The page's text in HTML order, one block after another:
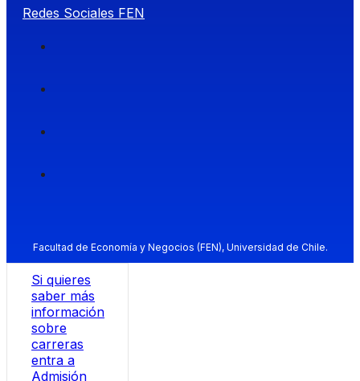
Redes Sociales FEN
Facultad de Economía y Negocios (FEN), Universidad de Chile.
Si quieres
saber más
información
sobre
carreras
entra a
Admisión